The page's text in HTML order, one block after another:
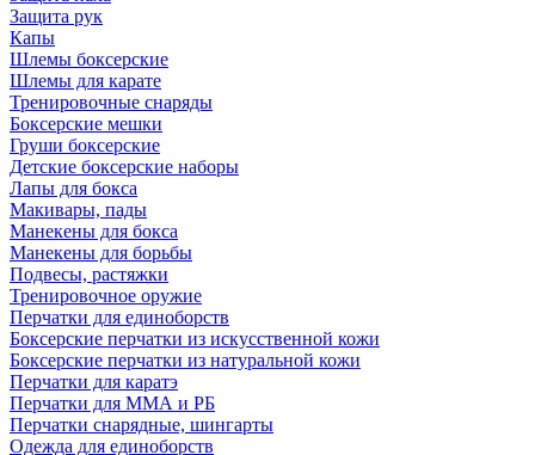
Защита рук
Капы
Шлемы боксерские
Шлемы для карате
Тренировочные снаряды
Боксерские мешки
Груши боксерские
Детские боксерские наборы
Лапы для бокса
Макивары, пады
Манекены для бокса
Манекены для борьбы
Подвесы, растяжки
Тренировочное оружие
Перчатки для единоборств
Боксерские перчатки из искусственной кожи
Боксерские перчатки из натуральной кожи
Перчатки для каратэ
Перчатки для ММА и РБ
Перчатки снарядные, шингарты
Одежда для единоборств